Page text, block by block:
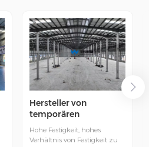
Hersteller von
temporären
aus China
Hohe Festigkeit, hohes
Verhältnis von Festigkeit zu